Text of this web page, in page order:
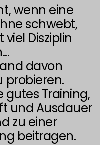
wenn eine
schwebt,
Disziplin
davon
probieren.
gutes Training,
und Ausdauer
zu einer
beitragen.